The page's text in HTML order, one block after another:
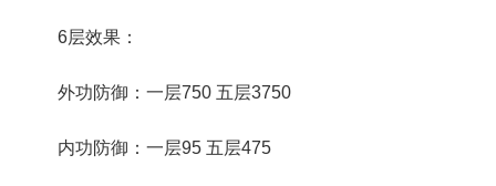
6层效果：
外功防御：一层750 五层3750
内功防御：一层95 五层475